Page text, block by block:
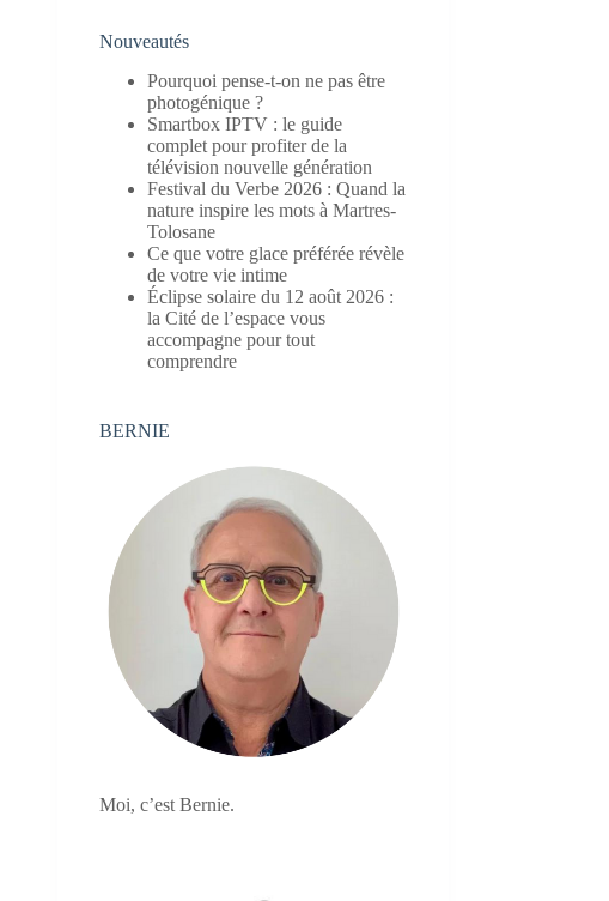
Nouveautés
Pourquoi pense-t-on ne pas être
photogénique ?
Smartbox IPTV : le guide
complet pour profiter de la
télévision nouvelle génération
Festival du Verbe 2026 : Quand la
nature inspire les mots à Martres-
Tolosane
Ce que votre glace préférée révèle
de votre vie intime
Éclipse solaire du 12 août 2026 :
la Cité de l’espace vous
accompagne pour tout
comprendre
BERNIE
Moi, c’est Bernie.